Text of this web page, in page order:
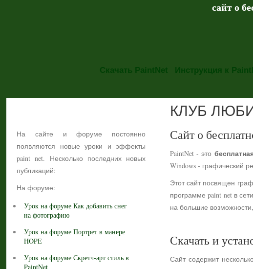
сайт о
Скачать PaintNet Инструкция к
На сайте и форуме постоянно
появляются новые уроки и эффекты
paint net. Несколько последних новых
публикаций:
На форуме:
Урок на форуме Как добавить снег
на фотографию
Урок на форуме Портрет в манере
HOPE
Урок на форуме Скретч-арт стиль в
PaintNet
КЛУБ
Сайт о
PaintNet - это
Windows - графический
Этот сайт посвящен
программе paint net в
на большие
Скачать и
Сайт содержит